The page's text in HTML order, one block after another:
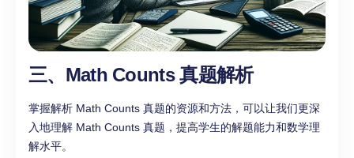
三、Math Counts 真题解析
掌握解析 Math Counts 真题的资源和方法，可以让我们更深
入地理解 Math Counts 真题，提高学生的解题能力和数学理
解水平。